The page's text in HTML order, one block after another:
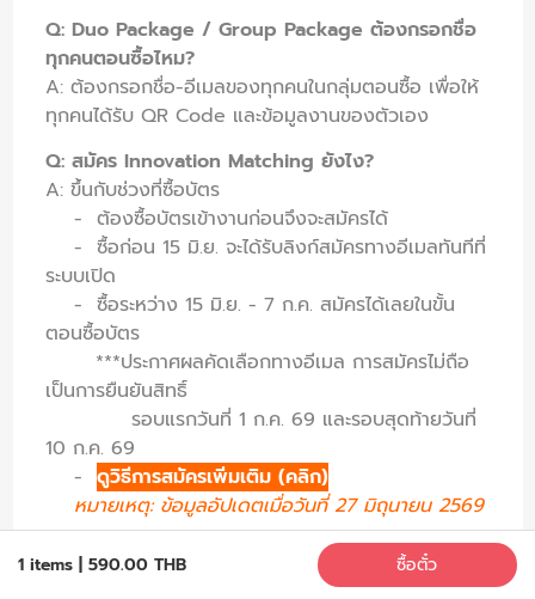
1 items 590.00 THB ซื้อตั๋ว
Q: Duo Package / Group Package ต้องกรอกชื่อ
ทุกคนตอนซื้อไหม?
A: ต้องกรอกชื่อ-อีเมลของทุกคนในกลุ่มตอนซื้อ เพื่อให้
ทุกคนได้รับ QR Code และข้อมูลงานของตัวเอง
Q: สมัคร Innovation Matching ยังไง?
A: ขึ้นกับช่วงที่ซื้อบัตร
- ต้องซื้อบัตรเข้างานก่อนจึงจะสมัครได้
- ซื้อก่อน 15 มิ.ย. จะได้รับลิงก์สมัครทางอีเมลทันทีที่
ระบบเปิด
- ซื้อระหว่าง 15 มิ.ย. - 7 ก.ค. สมัครได้เลยในขั้น
ตอนซื้อบัตร
***ประกาศผลคัดเลือกทางอีเมล การสมัครไม่ถือ
เป็นการยืนยันสิทธิ์
รอบแรกวันที่ 1 ก.ค. 69 และรอบสุดท้ายวันที่
10 ก.ค. 69
-ดูวิธีการสมัครเพิ่มเติม (คลิก)
หมายเหตุ: ข้อมูลอัปเดตเมื่อวันที่ 27 มิถุนายน 2569
Q: ซื้อบัตรหลัง 7 ก.ค. แล้วอยากสมัคร Matching ได้
ไหม?